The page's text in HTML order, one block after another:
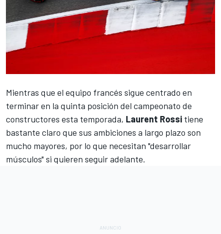
Mientras que el equipo francés sigue centrado en
terminar en la quinta posición del campeonato de
constructores esta temporada, Laurent Rossi tiene
bastante claro que sus ambiciones a largo plazo son
mucho mayores, por lo que necesitan "desarrollar
músculos" si quieren seguir adelante.